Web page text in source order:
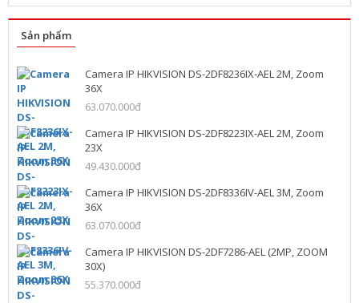
Sản phẩm
Camera IP HIKVISION DS-2DF8236IX-AEL 2M, Zoom
36X
63.070.000đ
Camera IP HIKVISION DS-2DF8223IX-AEL 2M, Zoom
23X
49.430.000đ
Camera IP HIKVISION DS-2DF8336IV-AEL 3M, Zoom
36X
63.070.000đ
Camera IP HIKVISION DS-2DF7286-AEL (2MP, ZOOM
30X)
55.370.000đ